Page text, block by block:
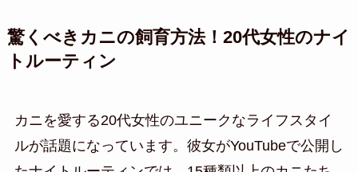
驚くべきカニの飼育方法！20代女性のナイ
トルーティン
カニを愛する20代女性のユニークなライフスタイ
ルが話題になっています。彼女がYouTubeで公開し